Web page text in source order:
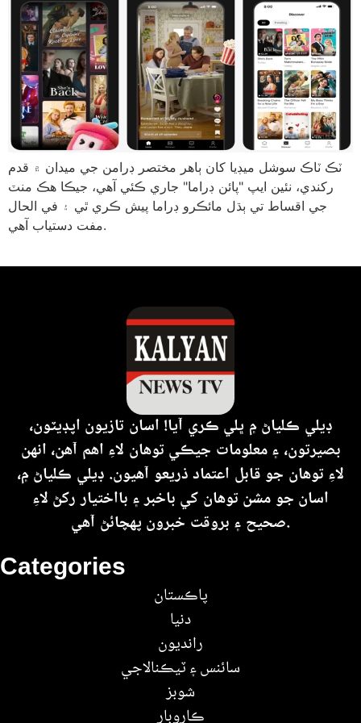
ٽڪ ٽاڪ سوشل ميڊيا کان ٻاهر مختصر ڊرامن جي ميدان ۾ قدم
رکندي، نئين ايپ "پائن ڊراما" جاري ڪئي آهي، جيڪا هڪ منٽ
جي اقساط تي ٻڌل مائڪرو ڊراما پيش ڪري ٿي ۽ في الحال
مفت دستياب آهي.
Categories
پاڪستان
دنيا
رانديون
سائنس ۽ ٽيڪنالاجي
شوبز
ڪاروبار
ڊيلي ڪلياڻ ۾ ڀلي ڪري آيا! اسان تازيون اپڊيٽون،
بصيرتون، ۽ معلومات جيڪي توهان لاءِ اهم آهن، انهن
لاءِ توهان جو قابل اعتماد ذريعو آهيون. ڊيلي ڪلياڻ ۾،
اسان جو مشن توهان کي باخبر ۽ بااختيار رکڻ لاءِ
صحيح ۽ بروقت خبرون پهچائڻ آهي.